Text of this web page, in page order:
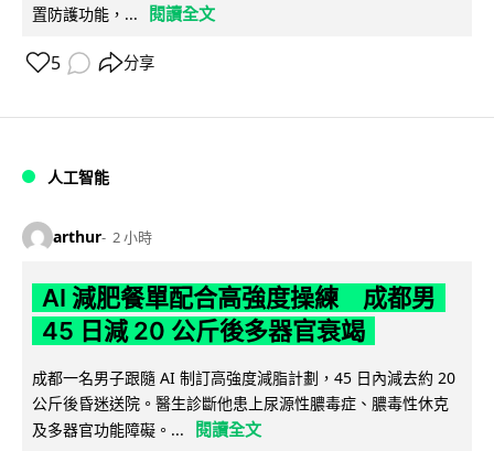
置防護功能，...
閱讀全文
5 分享
人工智能
arthur 2 小時
AI 減肥餐單配合高強度操練 成都男
45 日減 20 公斤後多器官衰竭
成都一名男子跟隨 AI 制訂高強度減脂計劃，45 日內減去約 20
公斤後昏迷送院。醫生診斷他患上尿源性膿毒症、膿毒性休克
及多器官功能障礙。...
閱讀全文